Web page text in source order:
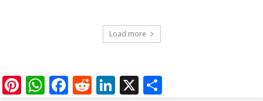
Load more
Pinterest
WhatsApp
Facebook
RedditLinkedIn
X